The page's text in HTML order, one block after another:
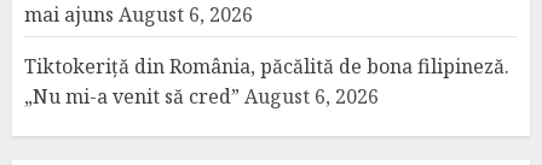
mai ajuns August 6, 2026
Tiktokeriță din România, păcălită de bona filipineză.
„Nu mi-a venit să cred” August 6, 2026